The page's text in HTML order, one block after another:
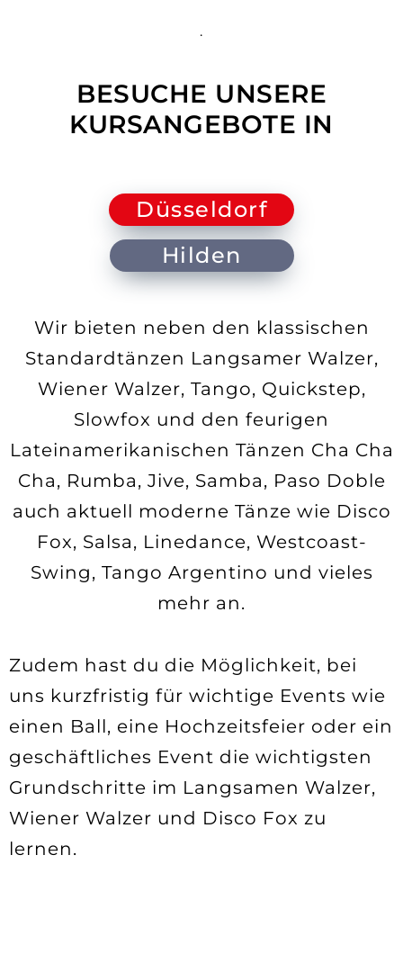
.
BESUCHE UNSERE
KURSANGEBOTE IN
Düsseldorf
Hilden
Wir bieten neben den klassischen
Standardtänzen Langsamer Walzer,
Wiener Walzer, Tango, Quickstep,
Slowfox und den feurigen
Lateinamerikanischen Tänzen Cha Cha
Cha, Rumba, Jive, Samba, Paso Doble
auch aktuell moderne Tänze wie Disco
Fox, Salsa, Linedance, Westcoast-
Swing, Tango Argentino und vieles
mehr an.
Zudem hast du die Möglichkeit, bei
uns kurzfristig für wichtige Events wie
einen Ball, eine Hochzeitsfeier oder ein
geschäftliches Event die wichtigsten
Grundschritte im Langsamen Walzer,
Wiener Walzer und Disco Fox zu
lernen.